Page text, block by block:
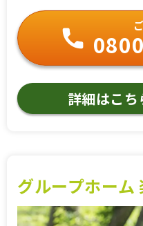
詳細はこち
グループホーム